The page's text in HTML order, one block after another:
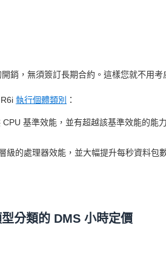
銷，無須簽訂長期合約。這樣您就不用
執行個體類別 ：
基準效能，並有超越該基準效能的
的處理器效能，並大幅提升每秒資料
分類的 DMS 小時定價